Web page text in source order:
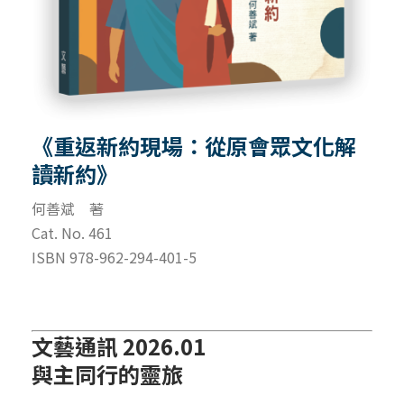
《重返新約現場：從原會眾文化解
讀新約》
何善斌 著
Cat. No. 461
ISBN 978-962-294-401-5
文藝通訊 2026.01
與主同行的靈旅